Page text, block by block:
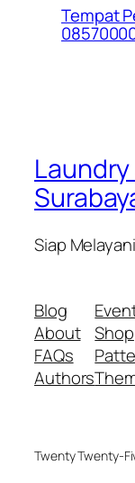
Tempat
Siap
Blog
About
FAQs
Authors
Shop
Twenty Twenty-